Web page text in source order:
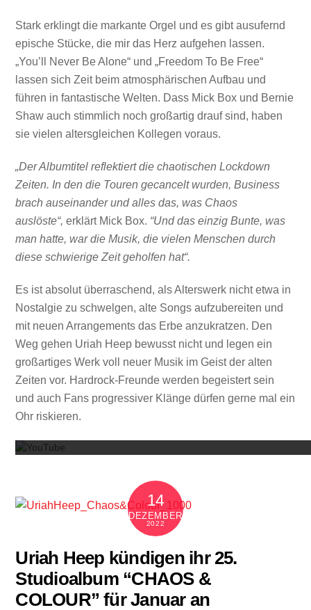
Stark erklingt die markante Orgel und es gibt ausufernd
epische Stücke, die mir das Herz aufgehen lassen.
„You’ll Never Be Alone“ und „Freedom To Be Free“
lassen sich Zeit beim atmosphärischen Aufbau und
führen in fantastische Welten. Dass Mick Box und Bernie
Shaw auch stimmlich noch großartig drauf sind, haben
sie vielen altersgleichen Kollegen voraus.
„Der Albumtitel reflektiert die chaotischen Lockdown
Zeiten. In den die Touren gecancelt wurden, Business
brach auseinander und alles das, was Chaos
auslöste“, erklärt Mick Box. “Und das einzig Bunte, was
man hatte, war die Musik, die vielen Menschen durch
diese schwierige Zeit geholfen hat“.
Es ist absolut überraschend, als Alterswerk nicht etwa in
Nostalgie zu schwelgen, alte Songs aufzubereiten und
mit neuen Arrangements das Erbe anzukratzen. Den
Weg gehen Uriah Heep bewusst nicht und legen ein
großartiges Werk voll neuer Musik im Geist der alten
Zeiten vor. Hardrock-Freunde werden begeistert sein
und auch Fans progressiver Klänge dürfen gerne mal ein
Ohr riskieren.
Mit
14
DEZEMBER
2022
Uriah Heep kündigen ihr 25.
Studioalbum “CHAOS &
COLOUR” für Januar an